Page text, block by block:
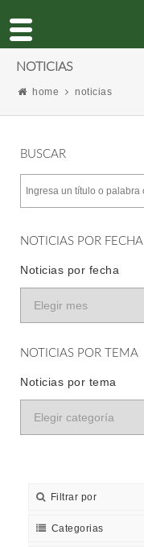
NOTICIAS
home noticias
BUSCAR
NOTICIAS POR FECHA
Noticias por fecha
NOTICIAS POR TEMA
Noticias por tema
Filtrar por
Categorias